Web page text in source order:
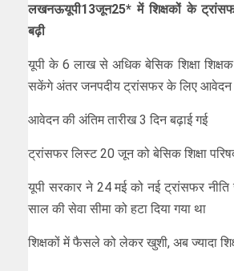
लखनऊयूपी13जून25* में शिक्षकों के
बढ़ी
यूपी के 6 लाख से अधिक बेसिक शिक्षा
सकेंगे अंतर जनपदीय ट्रांसफर के लिए आवेदन
आवेदन की अंतिम तारीख 3 दिन बढ़ाई गई
ट्रांसफर लिस्ट 20 जून को बेसिक शिक्षा
यूपी सरकार ने 24 मई को नई ट्रांसफर नीति
साल की सेवा सीमा को हटा दिया गया था
शिक्षकों में फैसले को लेकर खुशी, अब ज्यादा